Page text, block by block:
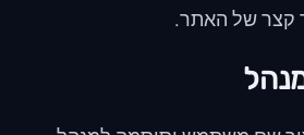
קצר של האתר.